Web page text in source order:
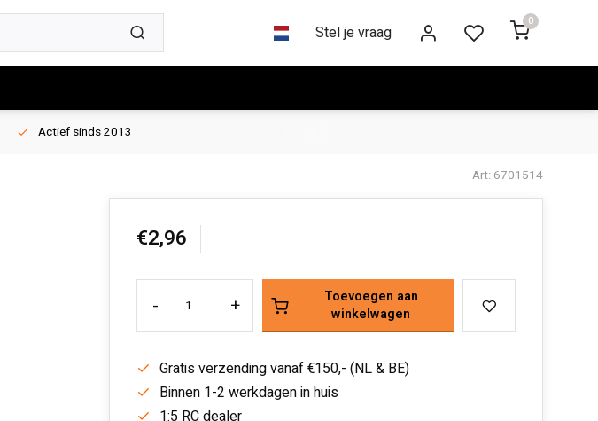
Stel je vraag
0
Actief sinds 2013
Art: 6701514
€2,96
- +
Toevoegen aan
winkelwagen
Gratis verzending vanaf €150,- (NL & BE)
Binnen 1-2 werkdagen in huis
1:5 RC dealer